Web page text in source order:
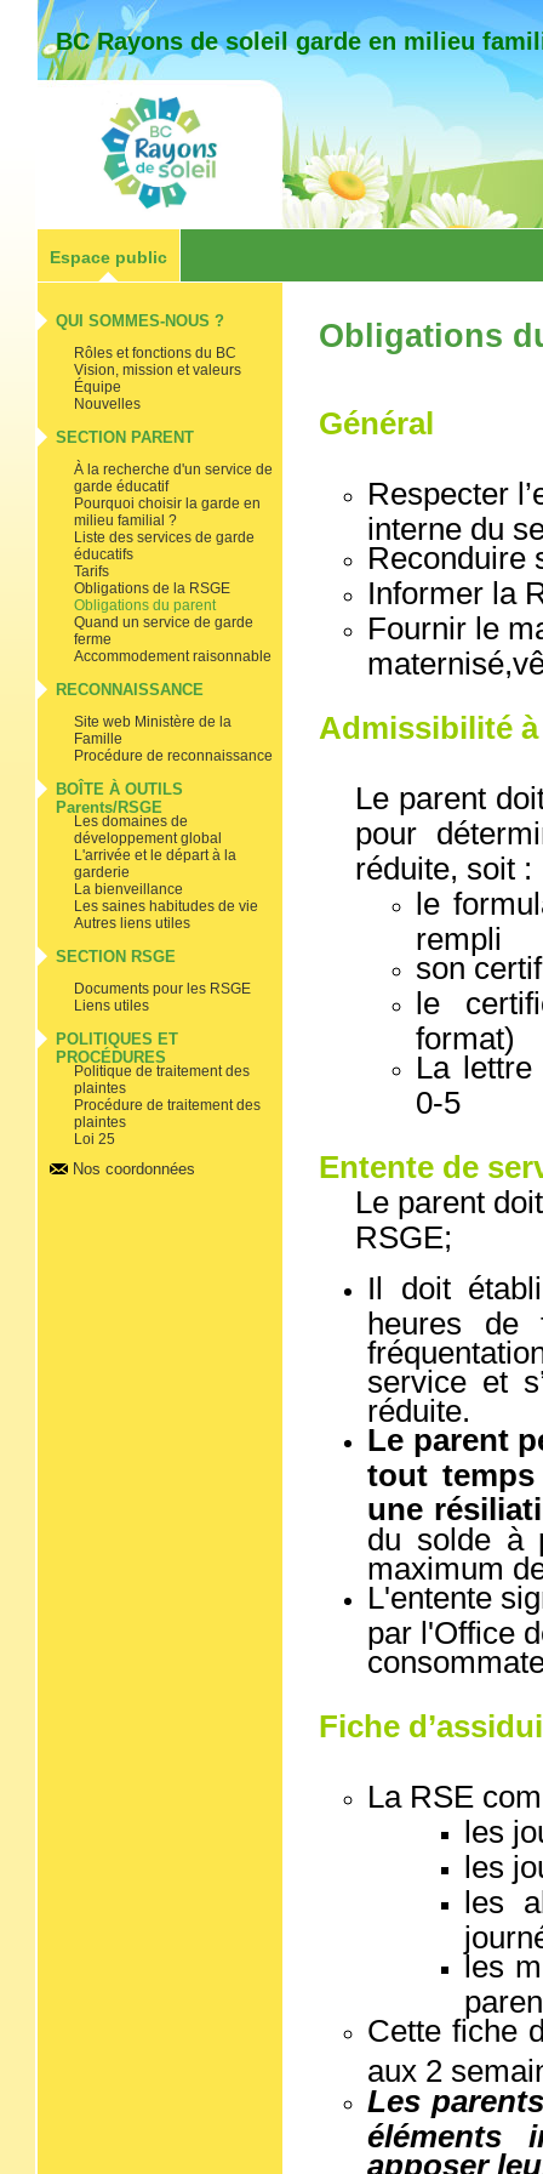
BC Rayons de soleil garde en milieu
Espace public
QUI SOMMES-NOUS ?
Rôles et fonctions du BC
Vision, mission et valeurs
Équipe
Nouvelles
SECTION PARENT
À la recherche d'un service de
garde éducatif
Pourquoi choisir la garde en
milieu familial ?
Liste des services de garde
éducatifs
Tarifs
Obligations de la RSGE
Obligations du parent
Quand un service de garde
ferme
Accommodement raisonnable
RECONNAISSANCE
Site web Ministère de la
Famille
Procédure de reconnaissance
BOÎTE À OUTILS
Parents/RSGE
Les domaines de
développement global
L'arrivée et le départ à la
garderie
La bienveillance
Les saines habitudes de vie
Autres liens utiles
SECTION RSGE
Documents pour les RSGE
Liens utiles
POLITIQUES ET
PROCÉDURES
Politique de traitement des
plaintes
Procédure de traitement des
plaintes
Loi 25
Nos coordonnées
Obligations
Général
Respecter
interne du
Reconduire
Informer la
Fournir le
Admissibilité
Le parent
pour
réduite, soit :
le
rempli
son
le
format)
La
0-5
Entente de
Le parent
RSGE;
Il doit
heures de
service et
réduite.
Le parent
tout temps
une
du solde à
maximum
L'entente
par l'Office
Fiche
La RSE
les
les
les
les
Cette fiche
aux 2
Les
éléments
apposer